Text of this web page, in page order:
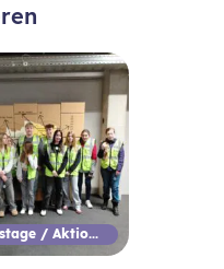
Aktionstage / Aktionswoche